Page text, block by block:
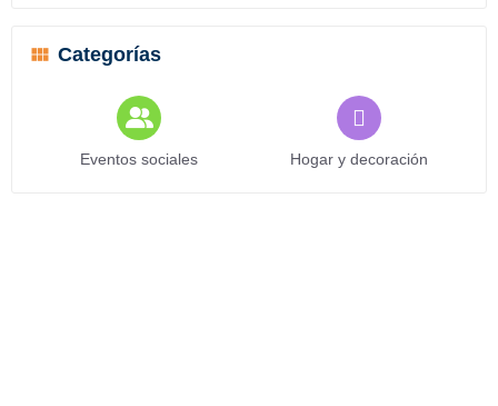
Categorías
Eventos sociales Hogar y decoración